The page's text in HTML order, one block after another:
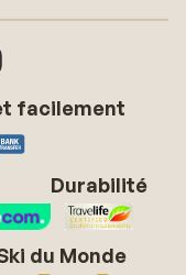
facilement
Durabilité
du Monde